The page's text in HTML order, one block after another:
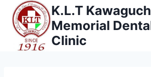
K.L.T
Memorial
Clinic